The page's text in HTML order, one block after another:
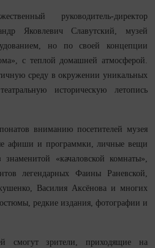
руководитель-директор
Яковлевич Славутский, музей
но по своей концепции
с теплой домашней атмосферой.
среду в окружении уникальных
историческую летопись
вниманию посетителей музея
афиши и программки, личные вещи
«качаловской комнаты»,
легендарных Фаины Раневской,
Василия Аксёнова и многих
редкие издания, фотографии и
смогут зрители, приходящие на